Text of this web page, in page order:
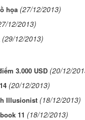
họa (27/12/2013)
12/2013)
(29/12/2013)
3.000 USD (20/12/
(20/12/2013)
Illusionist (18/12/2013)
11 (18/12/2013)